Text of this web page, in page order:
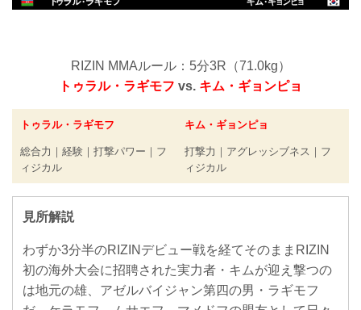
RIZIN MMAルール：5分3R（71.0kg）
トゥラル・ラギモフ vs. キム・ギョンピョ
トゥラル・ラギモフ
総合力｜経験｜打撃パワー｜フ
ィジカル
キム・ギョンピョ
打撃力｜アグレッシブネス｜フ
ィジカル
見所解説
わずか3分半のRIZINデビュー戦を経てそのままRIZIN
初の海外大会に招聘された実力者・キムが迎え撃つの
は地元の雄、アゼルバイジャン第四の男・ラギモフ